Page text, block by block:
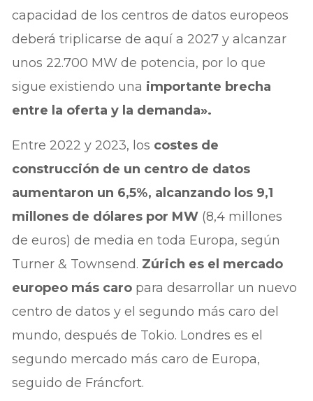
capacidad de los centros de datos europeos
deberá triplicarse de aquí a 2027 y alcanzar
unos 22.700 MW de potencia, por lo que
sigue existiendo una importante brecha
entre la oferta y la demanda».
Entre 2022 y 2023, los costes de
construcción de un centro de datos
aumentaron un 6,5%, alcanzando los 9,1
millones de dólares por MW (8,4 millones
de euros) de media en toda Europa, según
Turner & Townsend. Zúrich es el mercado
europeo más caro para desarrollar un nuevo
centro de datos y el segundo más caro del
mundo, después de Tokio. Londres es el
segundo mercado más caro de Europa,
seguido de Fráncfort.